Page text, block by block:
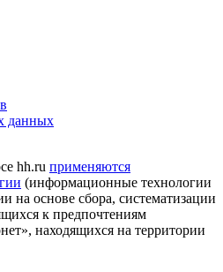
данных
hh.ru применяются
(информационные технологии
на основе сбора, систематизации
к предпочтениям
находящихся на территории